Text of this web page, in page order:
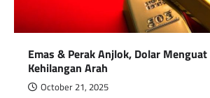
Emas & Perak Anjlok, Dolar
Kehilangan Arah
October 21, 2025